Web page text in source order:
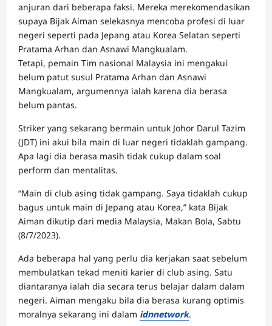
anjuran dari beberapa faksi. Mereka merekomendasikan
supaya Bijak Aiman selekasnya mencoba profesi di luar
negeri seperti pada Jepang atau Korea Selatan seperti
Pratama Arhan dan Asnawi Mangkualam.
Tetapi, pemain Tim nasional Malaysia ini mengakui
belum patut susul Pratama Arhan dan Asnawi
Mangkualam, argumennya ialah karena dia berasa
belum pantas.
Striker yang sekarang bermain untuk Johor Darul Tazim
(JDT) ini akui bila main di luar negeri tidaklah gampang.
Apa lagi dia berasa masih tidak cukup dalam soal
perform dan mentalitas.
“Main di club asing tidak gampang. Saya tidaklah cukup
bagus untuk main di Jepang atau Korea,” kata Bijak
Aiman dikutip dari media Malaysia, Makan Bola, Sabtu
(8/7/2023).
Ada beberapa hal yang perlu dia kerjakan saat sebelum
membulatkan tekad meniti karier di club asing. Satu
diantaranya ialah dia secara terus belajar dalam dalam
negeri. Aiman mengaku bila dia berasa kurang optimis
moralnya sekarang ini dalam idnnetwork.